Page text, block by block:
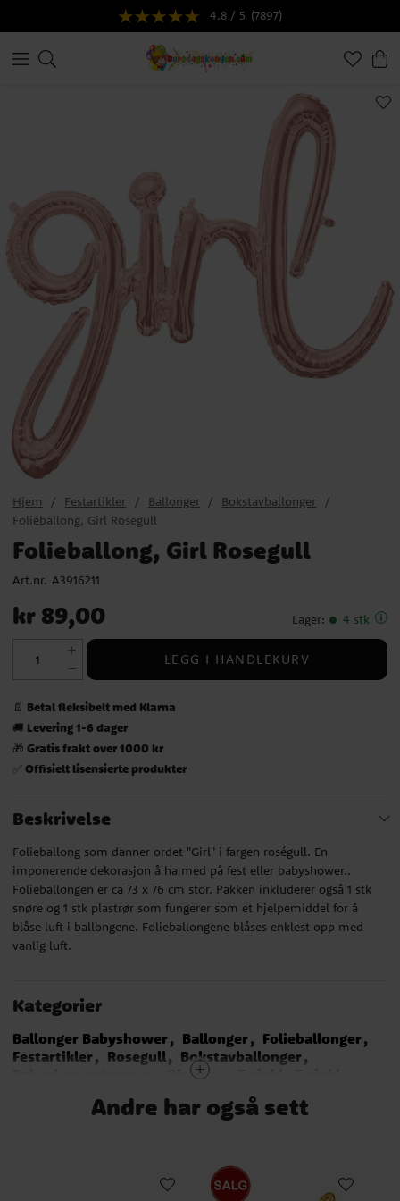
4.8 / 5 (7897)
Hjem Festartikler Ballonger
Bokstavballonger
Folieballong, Girl Rosegull
Folieballong, Girl Rosegull
Art.nr. A3916211
Pris
:kr 89,00
kr 89,00 Lager: 4 stk
LEGG I HANDLEKURV
📄 Betal fleksibelt med Klarna
🚚 Levering 1-6 dager
🎁 Gratis frakt over 1000 kr
✅ Offisielt lisensierte produkter
Beskrivelse
Folieballong som danner ordet "Girl" i fargen roségull. En
imponerende dekorasjon å ha med på fest eller babyshower..
Folieballongen er ca 73 x 76 cm stor. Pakken inkluderer også 1 stk
snøre og 1 stk plastrør som fungerer som et hjelpemiddel for å
blåse luft i ballongene. Folieballongene blåses enklest opp med
vanlig luft.
Kategorier
Ballonger Babyshower Ballonger
Folieballonger
Festartikler
Rosegull
Bokstavballonger
Oh Baby
Babyshower
Pink Heart Babyshower
Gender Reveal Party
Andre har også sett